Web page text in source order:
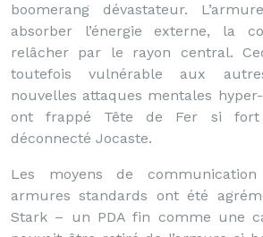
boomerang dévastateur.
absorber l’énergie externe, la
relâcher par le rayon central.
toutefois vulnérable aux
nouvelles attaques mentales hyper-
ont frappé Tête de Fer si
déconnecté Jocaste.
Les moyens de
armures standards ont été
Stark – un PDA fin comme une